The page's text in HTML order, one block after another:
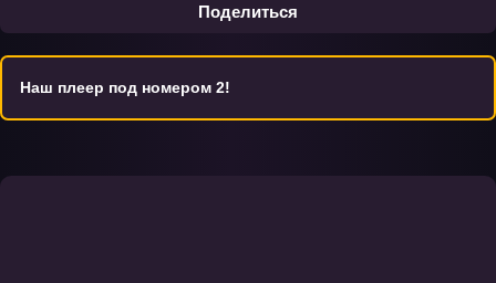
Поделиться
Наш плеер под номером 2!